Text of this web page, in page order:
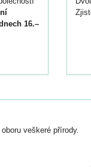
16.–
veškeré přírody.